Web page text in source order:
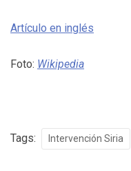
Artículo en inglés
Foto: Wikipedia
Tags: Intervención Siria